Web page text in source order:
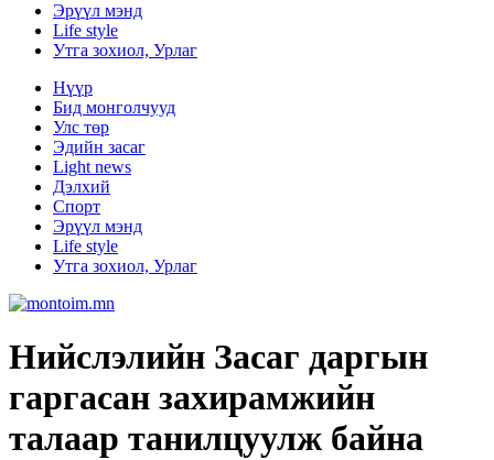
Эрүүл мэнд
Life style
Утга зохиол, Урлаг
Нүүр
Бид монголчууд
Улс төр
Эдийн засаг
Light news
Дэлхий
Спорт
Эрүүл мэнд
Life style
Утга зохиол, Урлаг
Нийслэлийн Засаг даргын
гаргасан захирамжийн
талаар танилцуулж байна